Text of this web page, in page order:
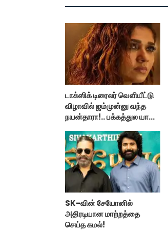
டாக்ஸிக் டிரைலர் வெளியீட்டு
விழாவில் ஜம்முன்னு வந்த
நயன்தாரா!.. பக்கத்துல யாரு
SK-வின் சேயோனில்
அதிரடியான மாற்றத்தை
செய்த கமல்!